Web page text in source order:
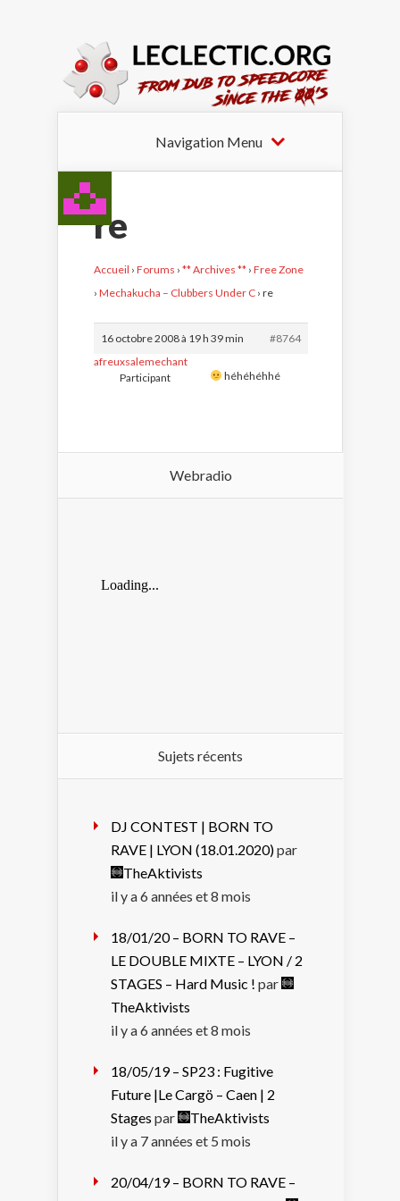
Navigation Menu
re
Accueil › Forums › ** Archives ** › Free Zone
› Mechakucha – Clubbers Under C › re
16 octobre 2008 à 19 h 39 min
#8764
afreuxsalemechant
Participant
héhéhéhhé
Webradio
Sujets récents
DJ CONTEST | BORN TO
RAVE | LYON (18.01.2020)par
TheAktivists
il y a 6 années et 8 mois
18/01/20 – BORN TO RAVE –
LE DOUBLE MIXTE – LYON / 2
STAGES – Hard Music ! par
TheAktivists
il y a 6 années et 8 mois
18/05/19 – SP23 : Fugitive
Future |Le Cargö – Caen | 2
Stages par
TheAktivists
il y a 7 années et 5 mois
20/04/19 – BORN TO RAVE –